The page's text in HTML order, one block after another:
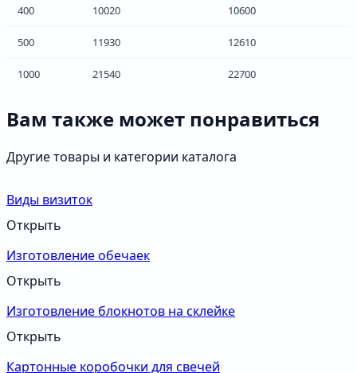
400 10020 10600
500 11930 12610
1000 21540 22700
Вам также может понравиться
Другие товары и категории каталога
Виды визиток
Открыть
Изготовление обечаек
Открыть
Изготовление блокнотов на склейке
Открыть
Картонные коробочки для свечей